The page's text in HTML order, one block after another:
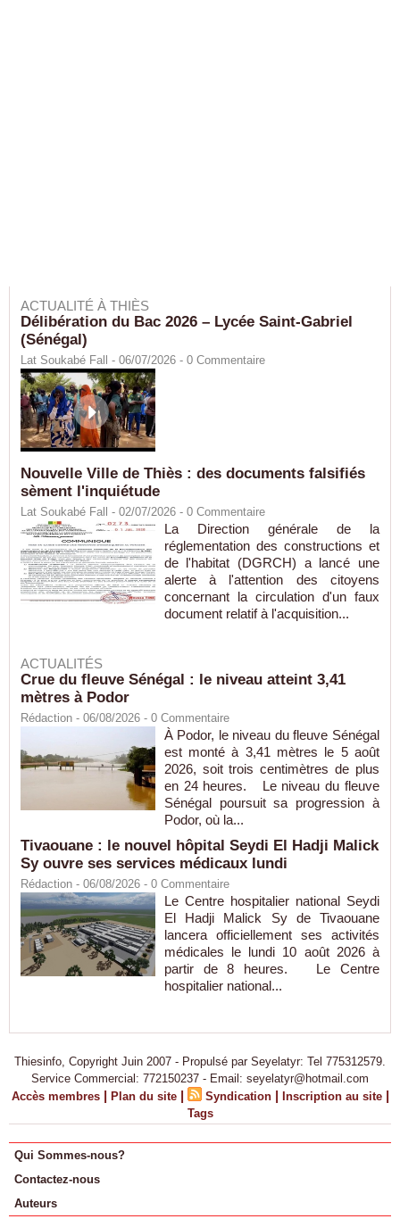
ACTUALITÉ À THIÈS
Délibération du Bac 2026 – Lycée Saint-Gabriel
(Sénégal)
Lat Soukabé Fall - 06/07/2026 - 0 Commentaire
Nouvelle Ville de Thiès : des documents falsifiés
sèment l'inquiétude
Lat Soukabé Fall - 02/07/2026 - 0 Commentaire
La Direction générale de la
réglementation des constructions et
de l'habitat (DGRCH) a lancé une
alerte à l'attention des citoyens
concernant la circulation d'un faux
document relatif à l'acquisition...
ACTUALITÉS
Crue du fleuve Sénégal : le niveau atteint 3,41
mètres à Podor
Rédaction - 06/08/2026 - 0 Commentaire
À Podor, le niveau du fleuve Sénégal
est monté à 3,41 mètres le 5 août
2026, soit trois centimètres de plus
en 24 heures. Le niveau du fleuve
Sénégal poursuit sa progression à
Podor, où la...
Tivaouane : le nouvel hôpital Seydi El Hadji Malick
Sy ouvre ses services médicaux lundi
Rédaction - 06/08/2026 - 0 Commentaire
Le Centre hospitalier national Seydi
El Hadji Malick Sy de Tivaouane
lancera officiellement ses activités
médicales le lundi 10 août 2026 à
partir de 8 heures. Le Centre
hospitalier national...
Thiesinfo, Copyright Juin 2007 - Propulsé par Seyelatyr: Tel 775312579.
Service Commercial: 772150237 - Email: seyelatyr@hotmail.com
Accès membres | Plan du site | Syndication | Inscription au site |
Tags
Qui Sommes-nous?
Contactez-nous
Auteurs